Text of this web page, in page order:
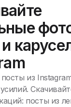
из
посты из